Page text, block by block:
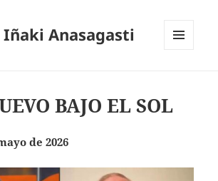
Iñaki Anasagasti
BAJO EL SOL
de 2026